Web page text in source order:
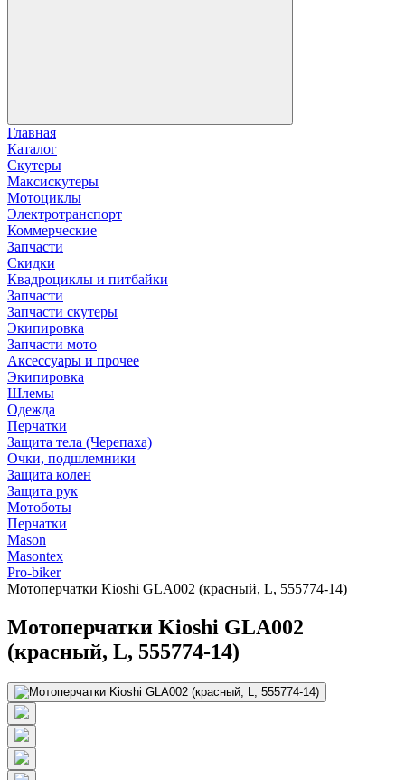
Главная
Каталог
Скутеры
Максискутеры
Мотоциклы
Электротранспорт
Коммерческие
Запчасти
Скидки
Квадроциклы и питбайки
Запчасти
Запчасти скутеры
Экипировка
Запчасти мото
Аксессуары и прочее
Экипировка
Шлемы
Одежда
Перчатки
Защита тела (Черепаха)
Очки, подшлемники
Защита колен
Защита рук
Мотоботы
Перчатки
Mason
Masontex
Pro-biker
Мотоперчатки Kioshi GLA002 (красный, L, 555774-14)
Мотоперчатки Kioshi GLA002
(красный, L, 555774-14)